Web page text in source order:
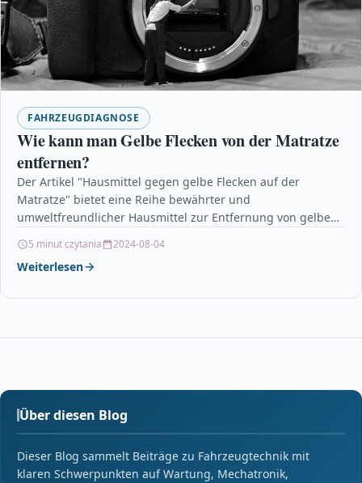
FAHRZEUGDIAGNOSE
Wie kann man Gelbe Flecken von der Matratze
entfernen?
Der Artikel "Hausmittel gegen gelbe Flecken auf der
Matratze" bietet eine Reihe bewährter und
umweltfreundlicher Hausmittel zur Entfernung von gelben
5 minut czytania 2024-08-04
Weiterlesen
Über diesen Blog
Dieser Blog sammelt Beiträge zu Fahrzeugtechnik mit
klaren Schwerpunkten auf Wartung, Mechatronik,